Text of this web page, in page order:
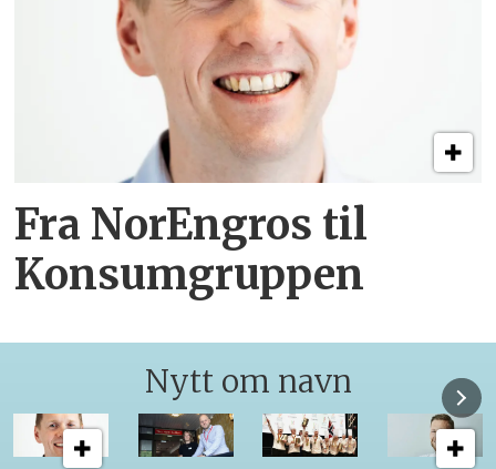
Fra NorEngros til
Konsumgruppen
Nytt om navn